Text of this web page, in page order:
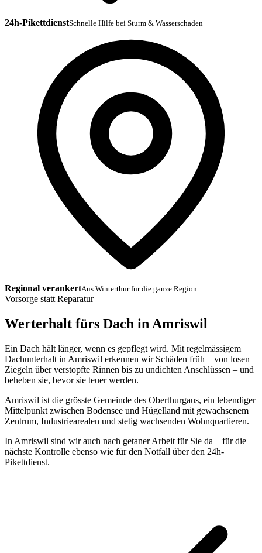
24h-PikettdienstSchnelle Hilfe bei Sturm & Wasserschaden
Regional verankertAus Winterthur für die ganze Region
Vorsorge statt Reparatur
Werterhalt fürs Dach in Amriswil
Ein Dach hält länger, wenn es gepflegt wird. Mit regelmässigem
Dachunterhalt in Amriswil erkennen wir Schäden früh – von losen
Ziegeln über verstopfte Rinnen bis zu undichten Anschlüssen – und
beheben sie, bevor sie teuer werden.
Amriswil ist die grösste Gemeinde des Oberthurgaus, ein lebendiger
Mittelpunkt zwischen Bodensee und Hügelland mit gewachsenem
Zentrum, Industriearealen und stetig wachsenden Wohnquartieren.
In Amriswil sind wir auch nach getaner Arbeit für Sie da – für die
nächste Kontrolle ebenso wie für den Notfall über den 24h-
Pikettdienst.